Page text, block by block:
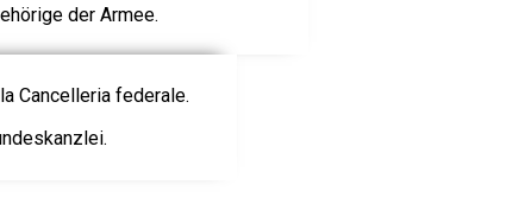
der Armee.
Cancelleria federale.